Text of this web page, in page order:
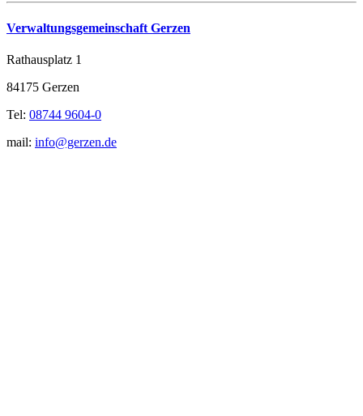
Verwaltungsgemeinschaft Gerzen
Rathausplatz 1
84175 Gerzen
Tel: 08744 9604-0
mail: info@gerzen.de